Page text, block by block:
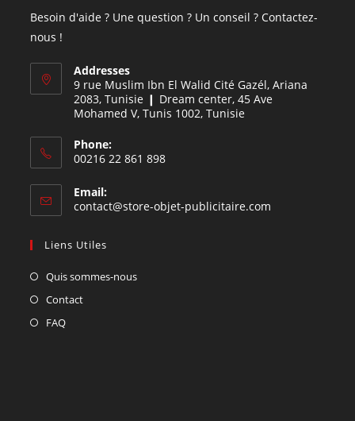
Besoin d'aide ? Une question ? Un conseil ? Contactez-
nous !
Addresses
9 rue Muslim Ibn El Walid Cité Gazél, Ariana
2083, Tunisie ❙ Dream center, 45 Ave
Mohamed V, Tunis 1002, Tunisie
Phone:
00216 22 861 898
Email:
contact@store-objet-publicitaire.com
Liens Utiles
Quis sommes-nous
Contact
FAQ